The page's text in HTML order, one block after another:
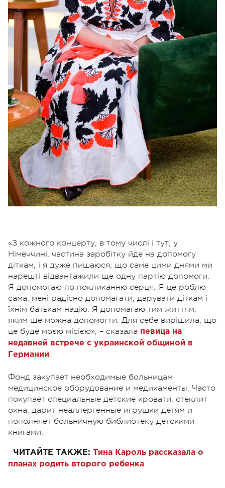
«З кожного концерту, в тому числі і тут, у
Німеччині, частина заробітку йде на допомогу
діткам, і я дуже пишаюся, що саме цими днями ми
нарешті відвантажили ще одну партію допомоги.
Я допомогаю по покликанню серця. Я це роблю
сама, мені радісно допомагати, дарувати діткам і
їхнім батькам надію. Я допомагаю тим життям,
яким ще можна допомогти. Для себе вирішила, що
це буде моєю місією», – сказала певица на
недавней встрече с украинской общиной в
Германии.
Фонд закупает необходимые больницам
медицинское оборудование и медикаменты. Часто
покупает специальные детские кровати, стеклит
окна, дарит неаллергенные игрушки детям и
пополняет больничную библиотеку детскими
книгами.
ЧИТАЙТЕ ТАКЖЕ: Тина Кароль рассказала о
планах родить второго ребенка